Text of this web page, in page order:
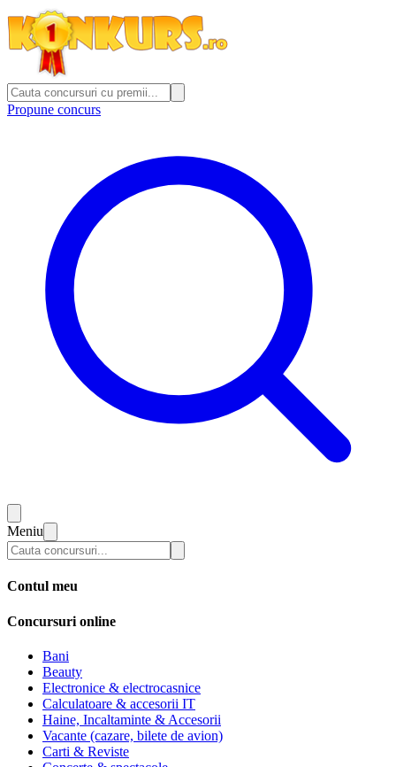
Propune concurs
Meniu
Contul meu
Concursuri online
Bani
Beauty
Electronice & electrocasnice
Calculatoare & accesorii IT
Haine, Incaltaminte & Accesorii
Vacante (cazare, bilete de avion)
Carti & Reviste